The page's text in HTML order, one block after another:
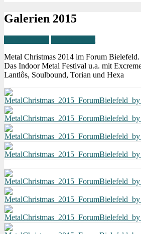
Galerien 2015
Metal Christmas 2014 im Forum Bielefeld.
Das Indoor Metal Festival u.a. mit
Lantlôs, Soulbound, Torian und Hexa